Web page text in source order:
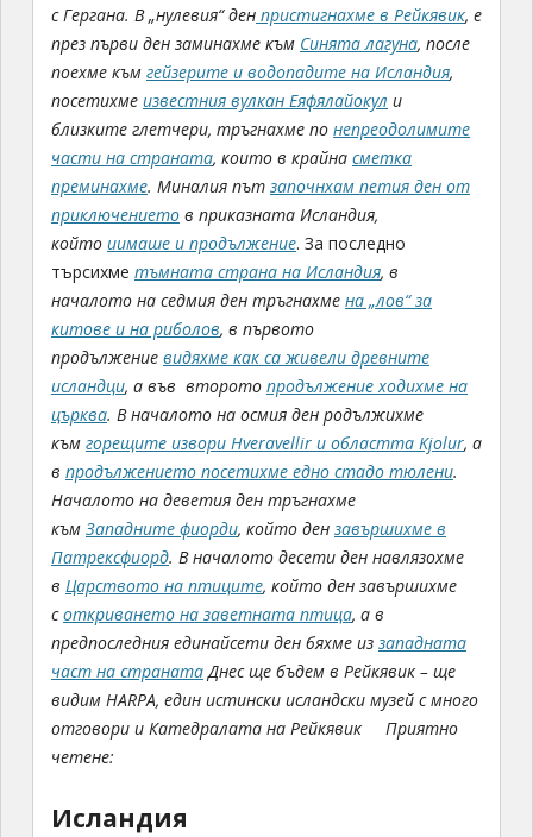
с Гергана. В „нулевия“ денпристигнахме в Рейкявик, е
през първи ден заминахме към Синята лагуна, после
поехме към гейзерите и водопадите на Исландия,
посетихме известния вулкан Еяфялайокул и
близките глетчери, тръгнахме по непреодолимите
части на страната, които в крайна сметка
преминахме. Миналия път започнхам петия ден от
приключениетов приказната Исландия,
който иимаше и продължение. За последно
търсихме тъмната страна на Исландия, в
началото на седмия ден тръгнахме на „лов“ за
китове и на риболов, в първото
продължение видяхме как са живели древните
исландци, а във второто продължение ходихме на
църква. В началото на осмия ден родължихме
към горещите извори Hveravellir и областта Kjolur, а
в продължението посетихме едно стадо тюлени.
Началото на деветия ден тръгнахме
към Западните фиорди, който ден завършихме в
Патрексфиорд. В началото десети ден навлязохме
в Царството на птиците, който ден завършихме
соткриването на заветната птица, а в
предпоследния единайсети ден бяхме из западната
част на страната Днес ще бъдем в Рейкявик – ще
видим HARPA, един истински исландски музей с много
отговори и Катедралата на Рейкявик
Приятно
четене:
Исландия